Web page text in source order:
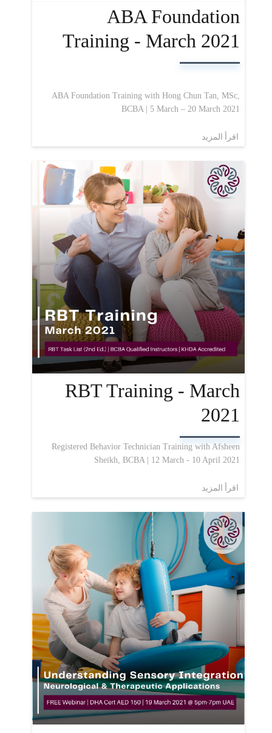
ABA Foundation
Training - March 2021
ABA Foundation Training with Hong Chun Tan, MSc,
BCBA | 5 March – 20 March 2021
اقرأ المزيد
RBT Training - March
2021
Registered Behavior Technician Training with Afsheen
Sheikh, BCBA | 12 March - 10 April 2021
اقرأ المزيد